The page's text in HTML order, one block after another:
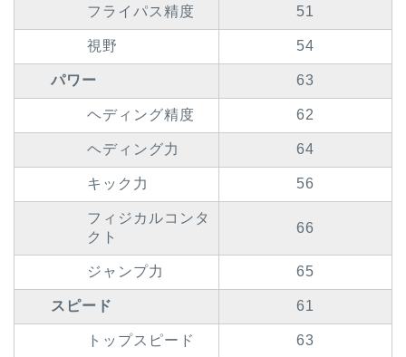
フライパス精度 51
視野 54
パワー 63
ヘディング精度 62
ヘディング力 64
キック力 56
フィジカルコンタ
クト
66
ジャンプ力 65
スピード 61
トップスピード 63